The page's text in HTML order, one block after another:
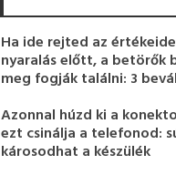
Ha ide rejted az
nyaralás előtt, a betörők
meg fogják találni: 3
Azonnal húzd ki a
ezt csinálja a telefonod:
károsodhat a készülék